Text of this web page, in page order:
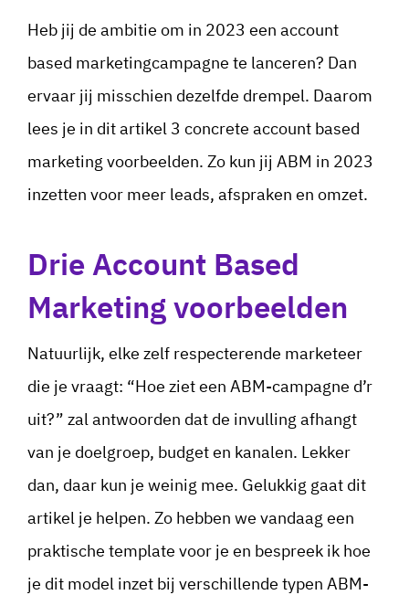
Heb jij de ambitie om in 2023 een account
based marketingcampagne te lanceren? Dan
ervaar jij misschien dezelfde drempel. Daarom
lees je in dit artikel 3 concrete account based
marketing voorbeelden. Zo kun jij ABM in 2023
inzetten voor meer leads, afspraken en omzet.
Drie Account Based
Marketing voorbeelden
Natuurlijk, elke zelf respecterende marketeer
die je vraagt: “Hoe ziet een ABM-campagne d’r
uit?” zal antwoorden dat de invulling afhangt
van je doelgroep, budget en kanalen. Lekker
dan, daar kun je weinig mee. Gelukkig gaat dit
artikel je helpen. Zo hebben we vandaag een
praktische template voor je en bespreek ik hoe
je dit model inzet bij verschillende typen ABM-